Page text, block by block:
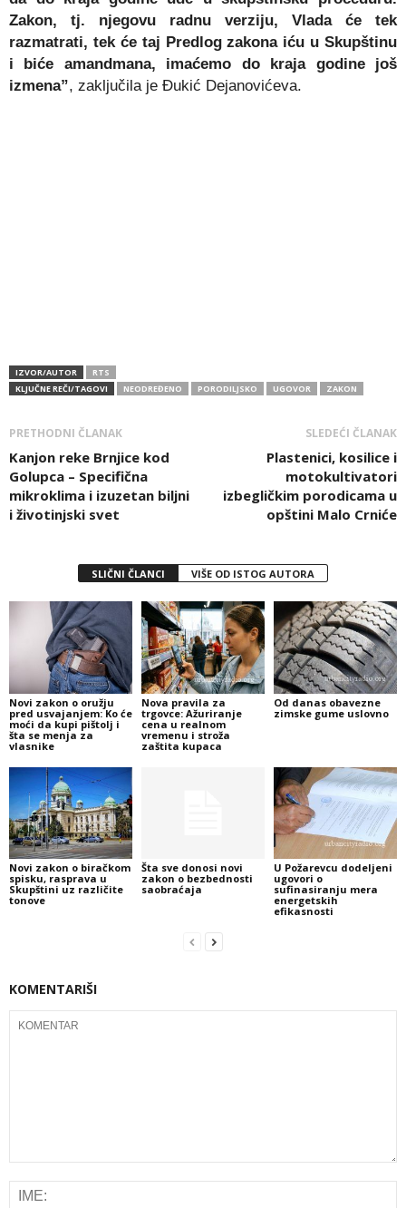
Zakon, tj. njegovu radnu verziju, Vlada će tek
razmatrati, tek će taj Predlog zakona iću u Skupštinu
i biće amandmana, imaćemo do kraja godine još
izmena”, zaključila je Đukić Dejanovićeva.
IZVOR/AUTOR
RTS
KLJUČNE REČI/TAGOVI
NEODREĐENO PORODILJSKO UGOVOR ZAKON
PRETHODNI ČLANAK
Kanjon reke Brnjice kod
Golupca – Specifična
mikroklima i izuzetan biljni
i životinjski svet
SLEDEĆI ČLANAK
Plastenici, kosilice i
motokultivatori
izbegličkim porodicama u
opštini Malo Crniće
SLIČNI ČLANCI VIŠE OD ISTOG AUTORA
Novi zakon o oružju
pred usvajanjem: Ko će
moći da kupi pištolj i
šta se menja za
vlasnike
Nova pravila za
trgovce: Ažuriranje
cena u realnom
vremenu i stroža
zaštita kupaca
Od danas obavezne
zimske gume uslovno
Novi zakon o biračkom
spisku, rasprava u
Skupštini uz različite
tonove
Šta sve donosi novi
zakon o bezbednosti
saobraćaja
U Požarevcu dodeljeni
ugovori o
sufinasiranju mera
energetskih
efikasnosti
KOMENTARIŠI